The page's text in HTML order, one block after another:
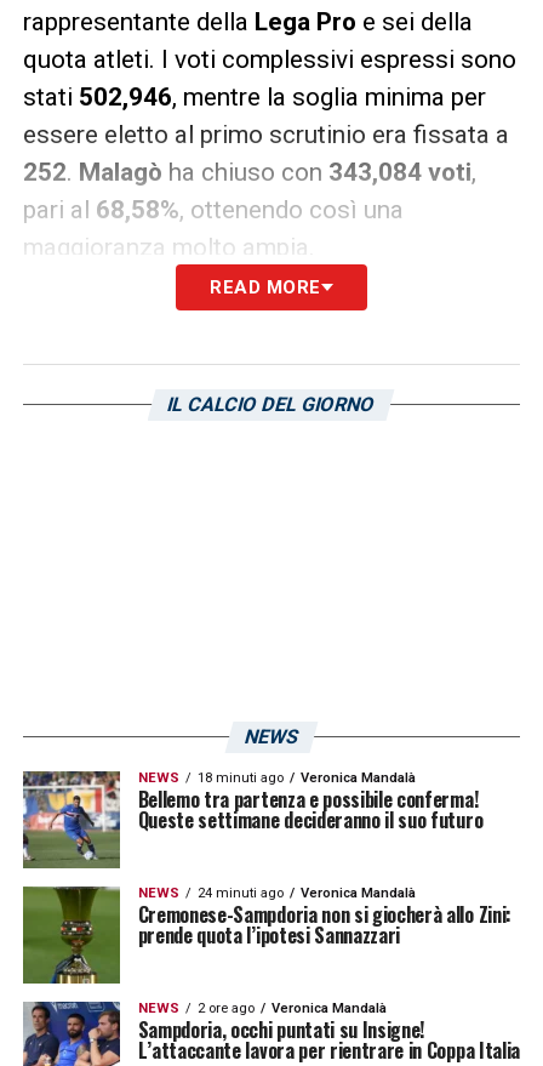
rappresentante della Lega Pro e sei della
quota atleti. I voti complessivi espressi sono
stati 502,946, mentre la soglia minima per
essere eletto al primo scrutinio era fissata a
252. Malagò ha chiuso con 343,084 voti,
pari al 68,58%, ottenendo così una
maggioranza molto ampia.
Ultimissime Sampdoria LIVE: Fredberg vira
cambiamento. La priorità sarà riportare
credibilità alla Nazionale azzurra, ma il nuovo
presidente dovrà intervenire anche
sull’ammodernamento dell’impiantistica e
sulla revisione dei decreti fiscali. Il consenso
ricevuto è ampio: ora serviranno scelte
rapide per trasformarlo in una vera svolta.
LA PLAYLIST DELLE NOSTRE TOP NEWS
READ MORE
IL CALCIO DEL GIORNO
NEWS
NEWS 18 minuti ago Veronica Mandalà
Bellemo tra partenza e possibile conferma!
Queste settimane decideranno il suo futuro
NEWS 24 minuti ago Veronica Mandalà
Cremonese-Sampdoria non si giocherà allo Zini:
prende quota l’ipotesi Sannazzari
NEWS 2 ore ago Veronica Mandalà
Sampdoria, occhi puntati su Insigne!
L’attaccante lavora per rientrare in Coppa Italia